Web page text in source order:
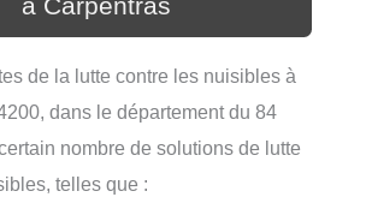
à Carpentras
de la lutte contre les nuisibles à
dans le département du 84
nombre de solutions de lutte
telles que :